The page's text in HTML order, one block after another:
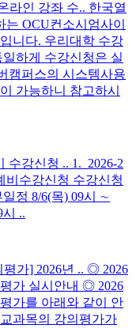
라인 강좌 수.. 한국열
OCU컨소시엄사이
니다. 우리대학 수강
하게 수강신청은 실
캠퍼스의 시스템사용
가능하니 참고하시
수강신청 .. 1. 2026-2
비수강신청 수강신청
정 8/6(목) 09시 ∼
시 ..
가] 2026년 .. ◎ 2026
가 실시안내 ◎ 2026
가를 아래와 같이 안
과목의 강의평가가